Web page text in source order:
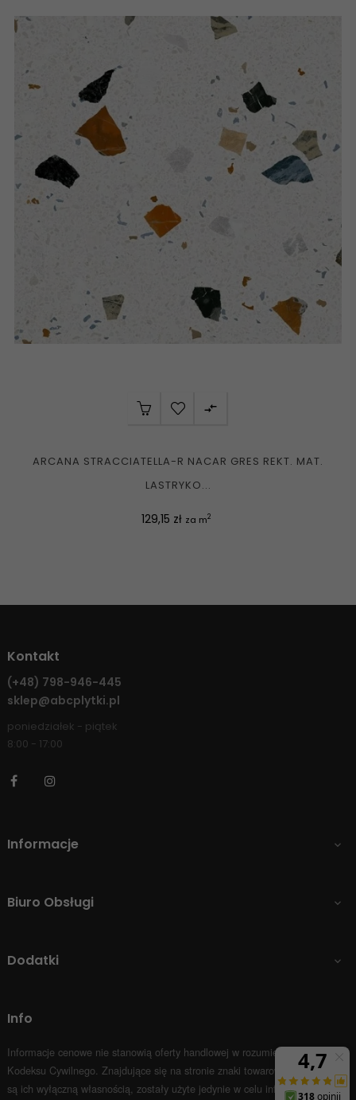

ARCANA STRACCIATELLA-R NACAR GRES REKT. MAT.
LASTRYKO...
Cena
129,15 zł za m2
Kontakt
(+48) 798-946-445
sklep@abcplytki.pl
poniedziałek - piątek
8:00 - 17:00
Facebook
Informacje 
Biuro Obsługi 
Dodatki 
Info
Informacje cenowe nie stanowią oferty handlowej w rozumieniu Art.66 par.1
Kodeksu Cywilnego. Znajdujące się na stronie znaki towarowe i nazwy firm
są ich wyłączną własnością, zostały użyte jedynie w celu informacyjnym.